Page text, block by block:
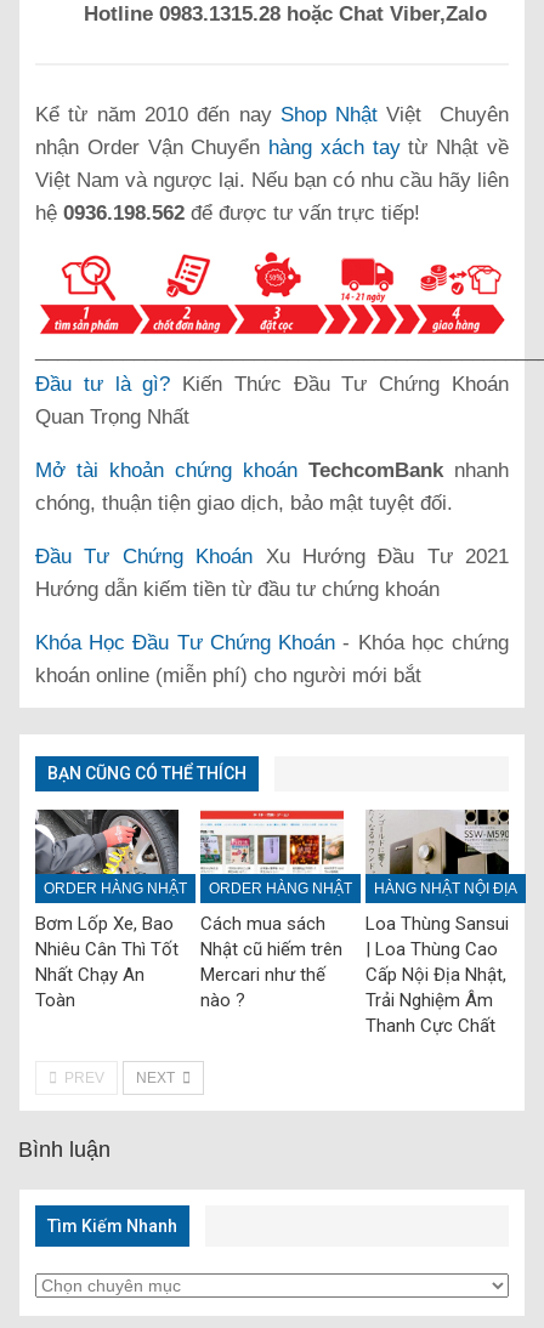
Hotline 0983.1315.28 hoặc Chat Viber,Zalo
Kể từ năm 2010 đến nay Shop Nhật Việt Chuyên
nhận Order Vận Chuyển hàng xách taytừ Nhật về
Việt Nam và ngược lại. Nếu bạn có nhu cầu hãy liên
hệ 0936.198.562 để được tư vấn trực tiếp!
Đầu tư là gì? Kiến Thức Đầu Tư Chứng Khoán
Quan Trọng Nhất
Mở tài khoản chứng khoán TechcomBank nhanh
chóng, thuận tiện giao dịch, bảo mật tuyệt đối.
Đầu Tư Chứng Khoán Xu Hướng Đầu Tư 2021
Hướng dẫn kiếm tiền từ đầu tư chứng khoán
Khóa Học Đầu Tư Chứng Khoán - Khóa học chứng
khoán online (miễn phí) cho người mới bắt
BẠN CŨNG CÓ THỂ THÍCH
ORDER HÀNG NHẬT
Bơm Lốp Xe, Bao
Nhiêu Cân Thì Tốt
Nhất Chạy An
Toàn
ORDER HÀNG NHẬT
Cách mua sách
Nhật cũ hiếm trên
Mercari như thế
nào ?
HÀNG NHẬT NỘI ĐỊA
Loa Thùng Sansui
| Loa Thùng Cao
Cấp Nội Địa Nhật,
Trải Nghiệm Âm
Thanh Cực Chất‎
PREV NEXT
Bình luận
Tìm Kiếm Nhanh
Tìm
Kiếm